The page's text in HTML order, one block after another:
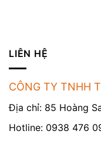
LIÊN HỆ
CÔNG TY TNHH
Địa chỉ: 85 Hoàng
Hotline: 0938 476